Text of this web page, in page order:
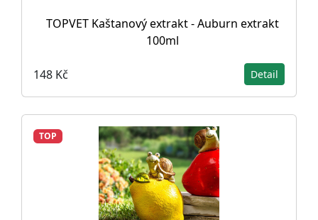
TOPVET Kaštanový extrakt - Auburn extrakt
100ml
148 Kč Detail
TOP